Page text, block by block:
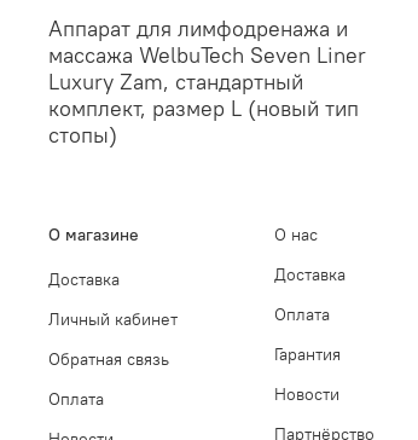
Аппарат для лимфодренажа и
массажа WelbuTech Seven Liner
Luxury Zam, стандартный
комплект, размер L (новый тип
стопы)
О магазине
Доставка
Личный кабинет
Обратная связь
Оплата
О нас
Доставка
Оплата
Гарантия
Новости
Партнёрство